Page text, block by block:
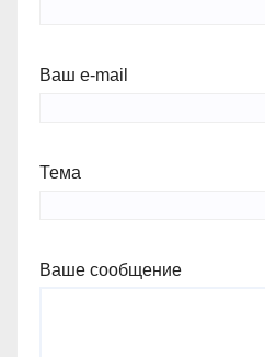
Ваш e-mail
Тема
Ваше сообщение